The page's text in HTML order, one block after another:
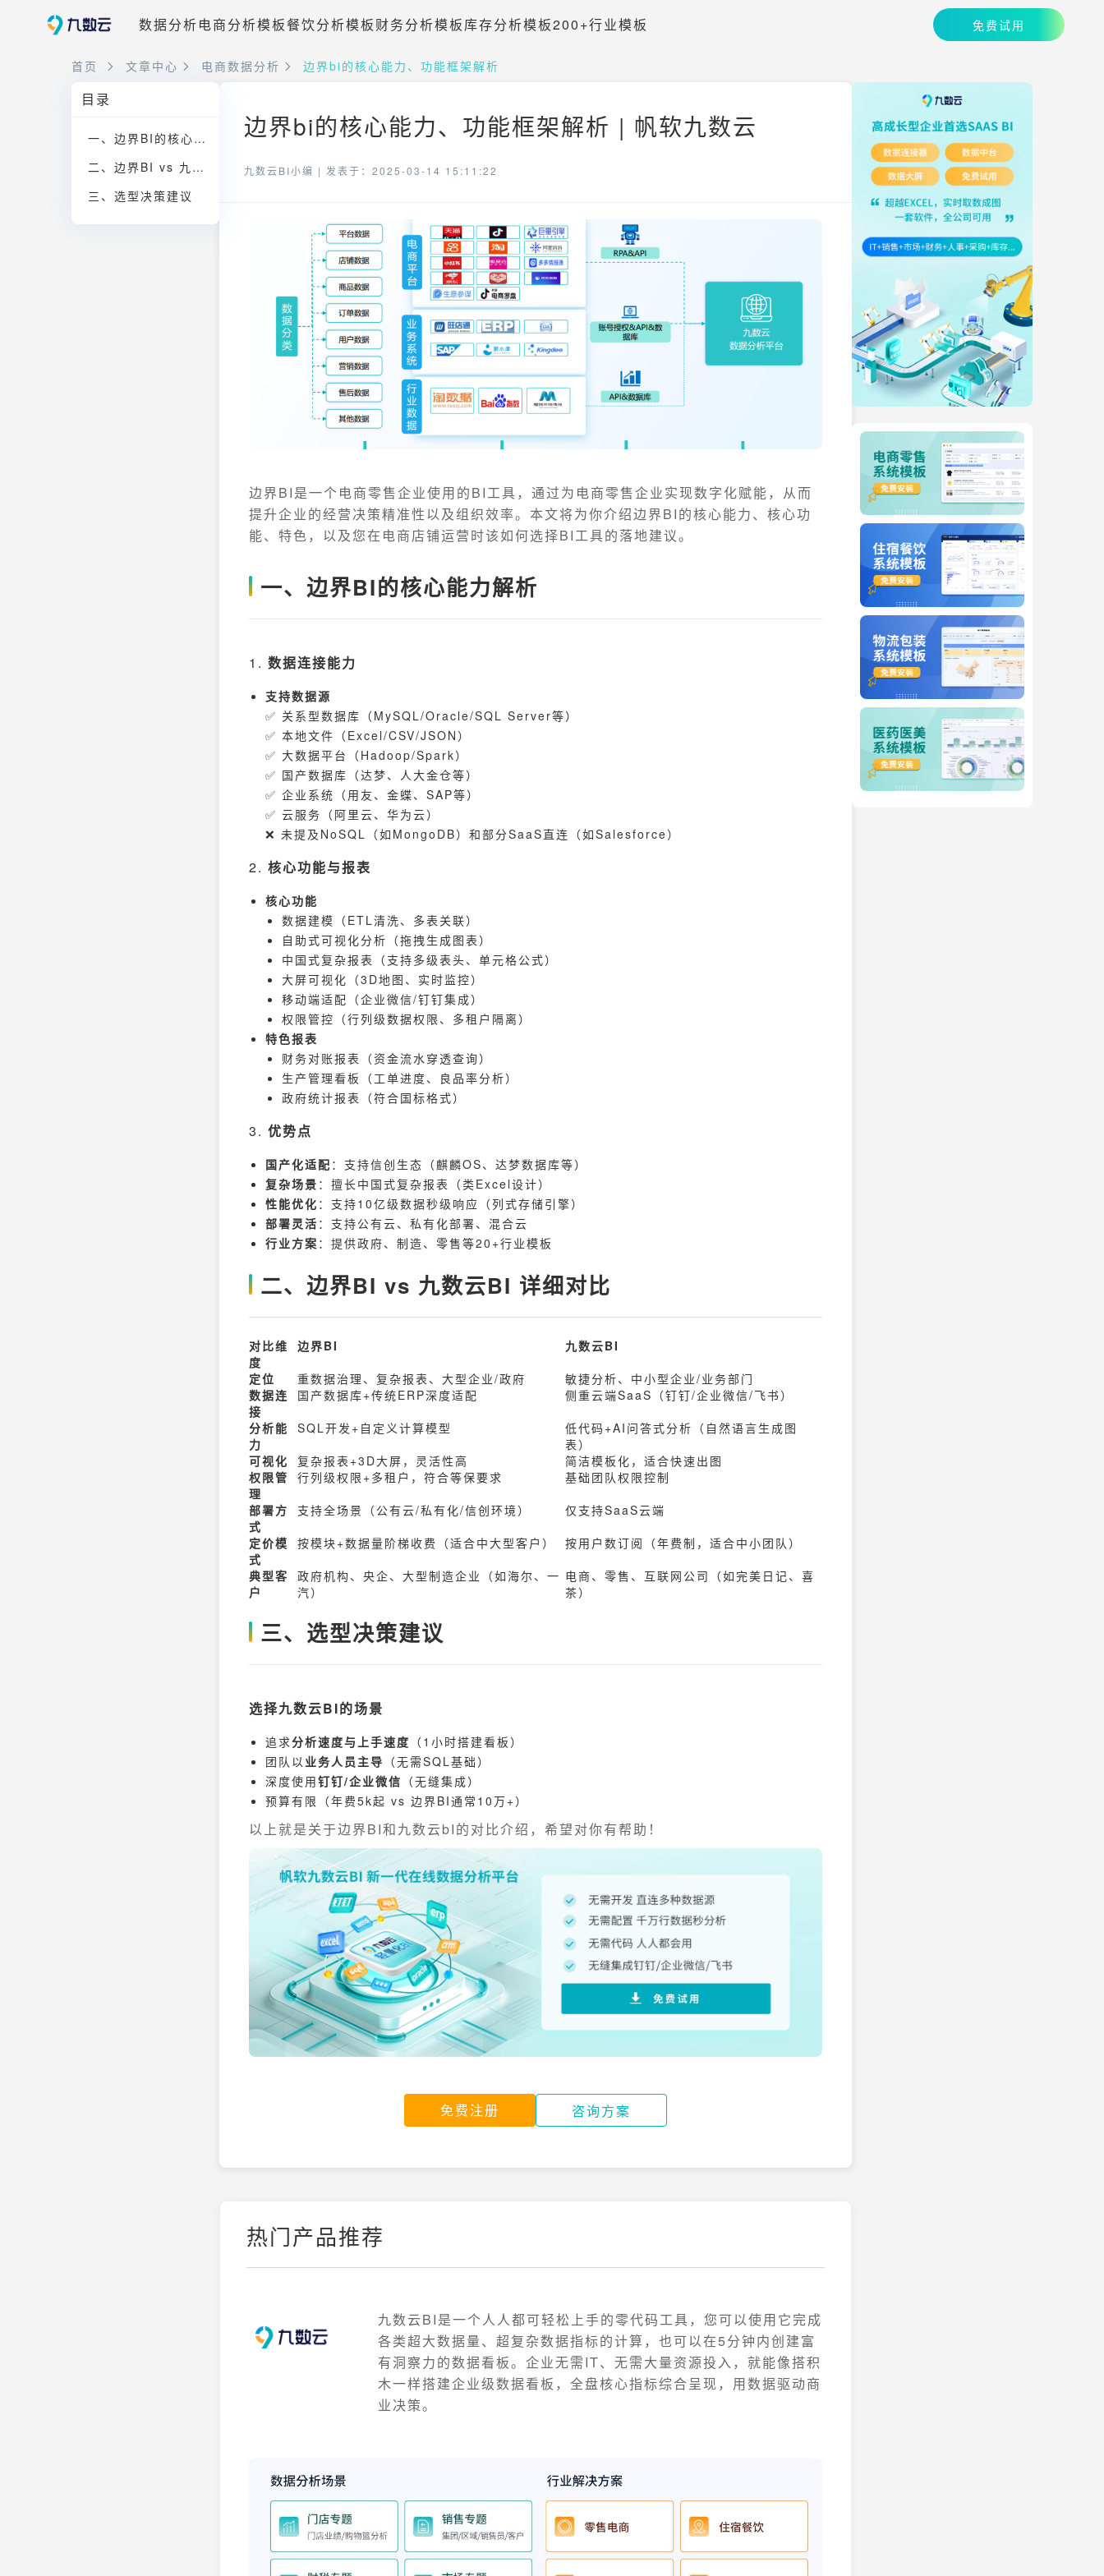
数据分析电商分析模板餐饮分析模板财务分析模板库存分析模板200+行业模板 免费试用
首页 文章中心 电商数据分析 边界bi的核心能力、功能框架解析
目录
一、边界BI的核心能力解析
二、边界BI vs 九数云BI 详细对比
三、选型决策建议
边界bi的核心能力、功能框架解析 | 帆软九数云
九数云BI小编 | 发表于：2025-03-14 15:11:22
边界BI是一个电商零售企业使用的BI工具，通过为电商零售企业实现数字化赋能，从而
提升企业的经营决策精准性以及组织效率。本文将为你介绍边界BI的核心能力、核心功
能、特色，以及您在电商店铺运营时该如何选择BI工具的落地建议。
一、边界BI的核心能力解析
1. 数据连接能力
支持数据源
✅ 关系型数据库（MySQL/Oracle/SQL Server等）
✅ 本地文件（Excel/CSV/JSON）
✅ 大数据平台（Hadoop/Spark）
✅ 国产数据库（达梦、人大金仓等）
✅ 企业系统（用友、金蝶、SAP等）
✅ 云服务（阿里云、华为云）
❌ 未提及NoSQL（如MongoDB）和部分SaaS直连（如Salesforce）
2. 核心功能与报表
核心功能
数据建模（ETL清洗、多表关联）
自助式可视化分析（拖拽生成图表）
中国式复杂报表（支持多级表头、单元格公式）
大屏可视化（3D地图、实时监控）
移动端适配（企业微信/钉钉集成）
权限管控（行列级数据权限、多租户隔离）
特色报表
财务对账报表（资金流水穿透查询）
生产管理看板（工单进度、良品率分析）
政府统计报表（符合国标格式）
3. 优势点
国产化适配 ：支持信创生态（麒麟OS、达梦数据库等）
复杂场景 ：擅长中国式复杂报表（类Excel设计）
性能优化 ：支持10亿级数据秒级响应（列式存储引擎）
部署灵活 ：支持公有云、私有化部署、混合云
行业方案 ：提供政府、制造、零售等20+行业模板
二、边界BI vs 九数云BI 详细对比
对比维
度
边界BI
九数云BI
定位
重数据治理、复杂报表、大型企业/政府
敏捷分析、中小型企业/业务部门
数据连
接
国产数据库+传统ERP深度适配
侧重云端SaaS（钉钉/企业微信/飞书）
分析能
力
SQL开发+自定义计算模型
低代码+AI问答式分析（自然语言生成图
表）
可视化
复杂报表+3D大屏，灵活性高
简洁模板化，适合快速出图
权限管
理
行列级权限+多租户，符合等保要求
基础团队权限控制
部署方
式
支持全场景（公有云/私有化/信创环境）
仅支持SaaS云端
定价模
式
按模块+数据量阶梯收费（适合中大型客户）
按用户数订阅（年费制，适合中小团队）
典型客
户
政府机构、央企、大型制造企业（如海尔、一
汽）
电商、零售、互联网公司（如完美日记、喜
茶）
三、选型决策建议
选择九数云BI的场景
追求分析速度与上手速度 （1小时搭建看板）
团队以 业务人员主导 （无需SQL基础）
深度使用钉钉/企业微信 （无缝集成）
预算有限（年费5k起 vs 边界BI通常10万+）
以上就是关于边界BI和九数云bI的对比介绍，希望对你有帮助！
免费注册 咨询方案
热门产品推荐
九数云BI是一个人人都可轻松上手的零代码工具，您可以使用它完成
各类超大数据量、超复杂数据指标的计算，也可以在5分钟内创建富
有洞察力的数据看板。企业无需IT、无需大量资源投入，就能像搭积
木一样搭建企业级数据看板，全盘核心指标综合呈现，用数据驱动商
业决策。